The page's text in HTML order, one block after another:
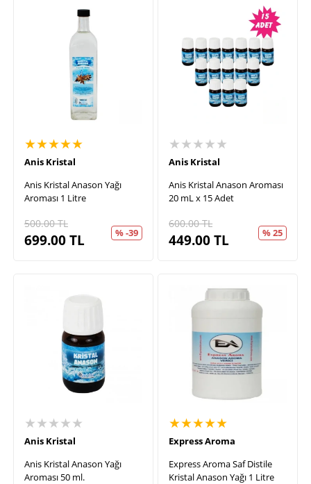
★★★★★
Anis Kristal
Anis Kristal Anason Yağı
Aroması 1 Litre
500.00TL
699.00TL % -39
★★★★★
Anis Kristal
Anis Kristal Anason Aroması
20 mL x 15 Adet
600.00TL
449.00TL % 25
★★★★★
Anis Kristal
Anis Kristal Anason Yağı
Aroması 50 ml.
★★★★★
Express Aroma
Express Aroma Saf Distile
Kristal Anason Yağı 1 Litre